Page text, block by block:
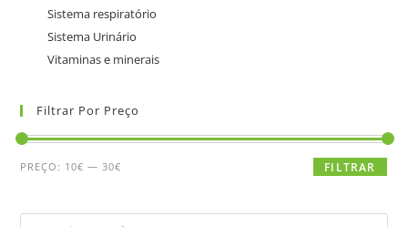
Sistema respiratório
Sistema Urinário
Vitaminas e minerais
Filtrar Por Preço
FILTRAR
PREÇO: 10€ — 30€